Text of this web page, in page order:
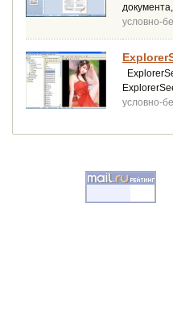
условно-
условно-